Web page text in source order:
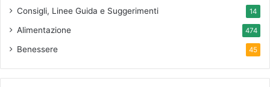
Consigli, Linee Guida e Suggerimenti 14
Alimentazione 474
Benessere 45